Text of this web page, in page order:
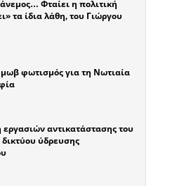
Φταίει η πολιτική
τα ίδια λάθη, του Γιώργου
φωτισμός για τη Νωτιαία
αντικατάστασης του
ύδρευσης